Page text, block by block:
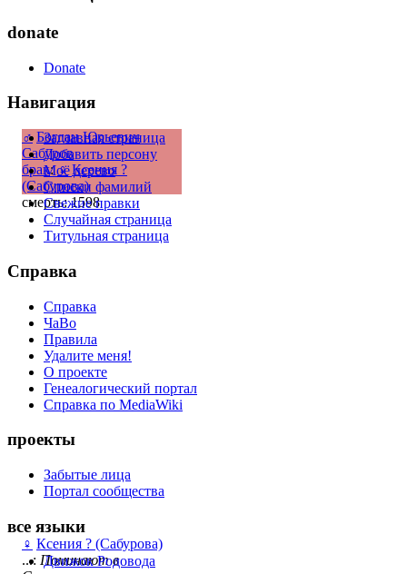
♂ Богдан Юрьевич
Сабуров
брак:♀ Ксения ?
(Сабурова)
смерть: 1598
♀ Ксения ? (Сабурова)
...: Поминают в
donate
Donate
Навигация
Заглавная страница
Добавить персону
Моё дерево
Списки фамилий
Свежие правки
Случайная страница
Титульная страница
Справка
Справка
ЧаВо
Правила
Удалите меня!
О проекте
Генеалогический портал
Справка по MediaWiki
проекты
Забытые лица
Портал сообщества
все языки
Движок Родовода